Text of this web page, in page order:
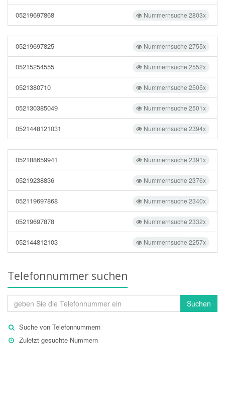
Nummernsuche 2803x
05219697868
Nummernsuche 2755x
05219697825
Nummernsuche 2552x
05215254555
Nummernsuche 2505x
0521380710
Nummernsuche 2501x
052130385049
Nummernsuche 2394x
0521448121031
Nummernsuche 2391x
052188659941
Nummernsuche 2376x
05219238836
Nummernsuche 2340x
052119697868
Nummernsuche 2332x
05219697878
Nummernsuche 2257x
052144812103
Telefonnummer suchen
Suchen
Suche von Telefonnummern
Zuletzt gesuchte Nummern